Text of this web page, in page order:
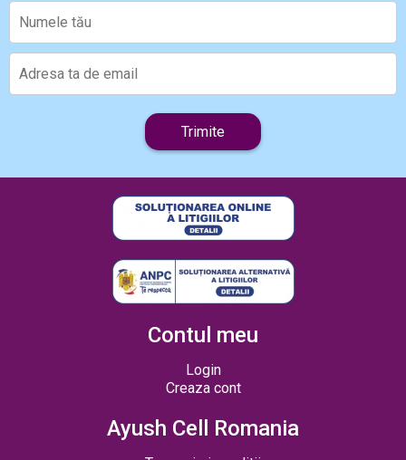
Trimite
Contul meu
Login
Creaza cont
Ayush Cell Romania